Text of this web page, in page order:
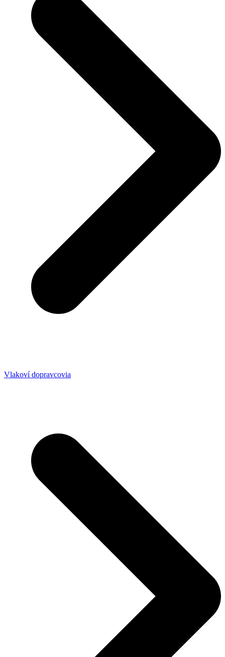
Vlakoví dopravcovia